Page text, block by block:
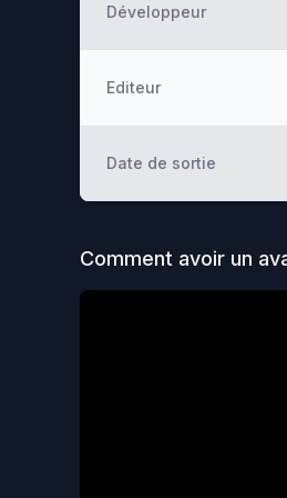
Développeur
Editeur
Date de sortie
Comment avoir un